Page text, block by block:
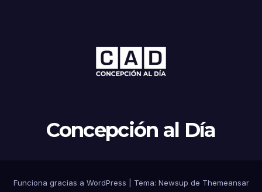
Concepción al Día
Funciona gracias a WordPress Tema: Newsup de Themeansar